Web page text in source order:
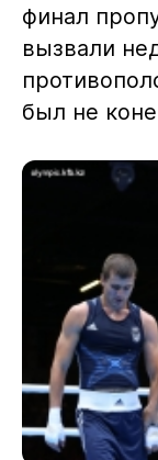
финал
вызвали
был не